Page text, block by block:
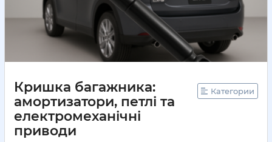
Кришка багажника:
амортизатори, петлі та
електромеханічні
приводи
Категории